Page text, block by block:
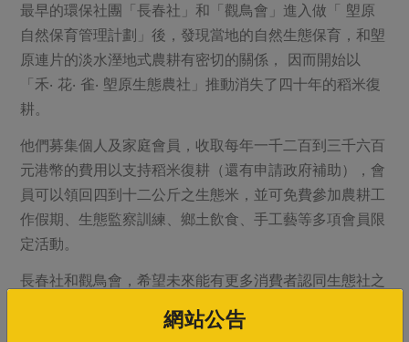
最早的環保社團「長春社」和「觀鳥會」進入做「 塱原
自然保育管理計劃」後，發現當地的自然生態保育，和塱
原連片的淡水溼地式農耕有密切的關係， 因而開始以
「禾‧ 花‧ 雀‧ 塱原生態農社」推動消失了四十年的稻米復
耕。
他們募集個人及家庭會員，收取每年一千二百到三千六百
元港幣的費用以支持稻米復耕（還有申請政府補助），會
員可以領回四到十二公斤之生態米，並可免費參加農耕工
作假期、生態監察訓練、鄉土飲食、手工藝等多項會員限
定活動。
長春社和觀鳥會，希望未來能有更多消費者認同生態社之
理念投入CSA 的支持系統， 讓稻米復耕面積持續擴大，
也讓農友多接觸消費者，轉化其對有機農業之不信任感。
網站公告